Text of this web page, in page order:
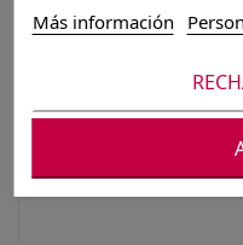
ULTRASÓNICO C/ LED
Más información